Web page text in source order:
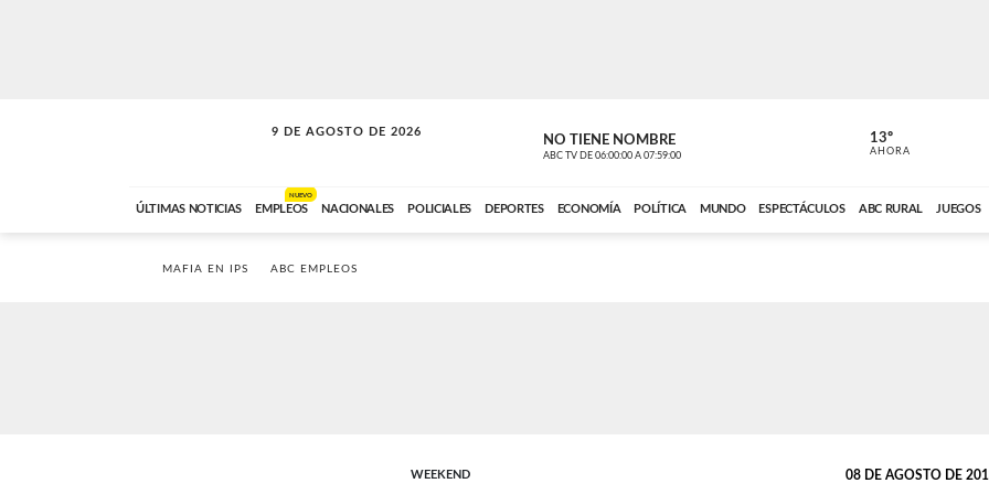
9 DE AGOSTO DE 2026
SOLO MÚSICA NO TIENE NOMBRE
ABC TV DE 06:00:00 A 07:59:00 ABC CARDINAL
13º
AHORA
ÚLTIMAS NOTICIAS EMPLEOS
NUEVO
NACIONALES POLICIALES DEPORTES ECONOMÍA POLÍTICA MUNDO ESPECTÁCULOS ABC RURAL JUEGOS
MAFIA EN IPS ABC EMPLEOS
WEEKEND 08 DE AGOSTO DE